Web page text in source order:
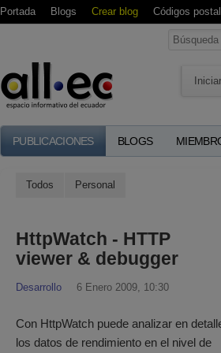
Portada Blogs Crear blog
Códigos
PUBLICACIONES BLOGS
Todos Personal
HttpWatch - HTTP
viewer & debugger
Desarrollo 6 Enero 2009, 10:30
Con HttpWatch puede analizar en
los datos de rendimiento en el nivel de